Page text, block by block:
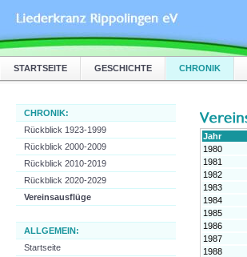
STARTSEITE GESCHICHTE CHRONIK
CHRONIK:
Rückblick 1923-1999
Rückblick 2000-2009
Rückblick 2010-2019
Rückblick 2020-2029
Vereinsausflüge
ALLGEMEIN:
Startseite
Jahr
1980
1981
1982
1983
1984
1985
1986
1987
1988